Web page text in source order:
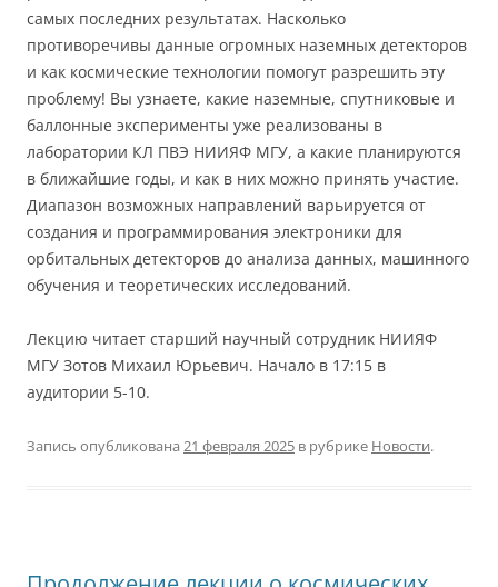
самых последних результатах. Насколько
противоречивы данные огромных наземных детекторов
и как космические технологии помогут разрешить эту
проблему! Вы узнаете, какие наземные, спутниковые и
баллонные эксперименты уже реализованы в
лаборатории КЛ ПВЭ НИИЯФ МГУ, а какие планируются
в ближайшие годы, и как в них можно принять участие.
Диапазон возможных направлений варьируется от
создания и программирования электроники для
орбитальных детекторов до анализа данных, машинного
обучения и теоретических исследований.
Лекцию читает старший научный сотрудник НИИЯФ
МГУ Зотов Михаил Юрьевич. Начало в 17:15 в
аудитории 5-10.
Запись опубликована 21 февраля 2025 в рубрике Новости.